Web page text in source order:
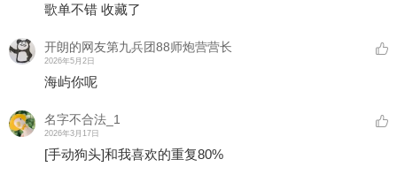
歌单不错 收藏了
开朗的网友第九兵团88师炮营营长
2026年5月2日
海屿你呢
名字不合法_1
2026年3月17日
[手动狗头]和我喜欢的重复80%